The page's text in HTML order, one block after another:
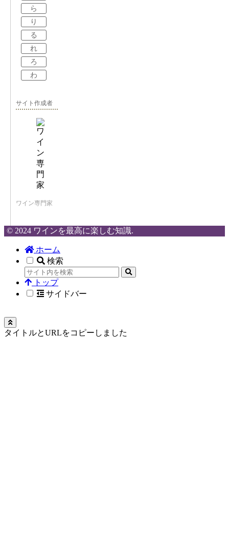
ら
り
る
れ
ろ
わ
サイト作成者
ワイン専門家
© 2024 ワインを最高に楽しむ知識.
ホーム
検索
トップ
サイドバー
タイトルとURLをコピーしました